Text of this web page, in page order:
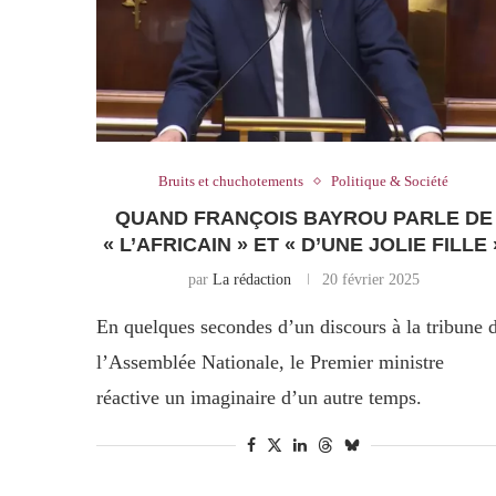
Bruits et chuchotements Politique & Société
QUAND FRANÇOIS BAYROU PARLE DE
« L’AFRICAIN » ET « D’UNE JOLIE FILLE
par La rédaction 20 février 2025
En quelques secondes d’un discours à la tribune
l’Assemblée Nationale, le Premier ministre
réactive un imaginaire d’un autre temps.